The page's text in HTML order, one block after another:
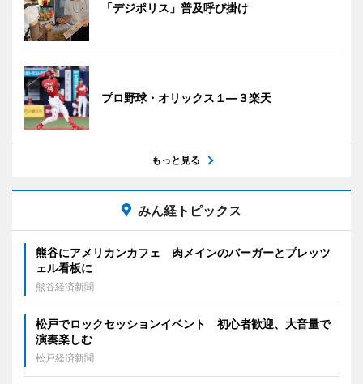
「デジポリス」普及呼び掛け
プロ野球・オリックス１―３楽天
もっと見る
みん経トピックス
熊谷にアメリカンカフェ 肉メインのバーガーとプレッツ
ェル看板に
熊谷経済新聞
松戸でロックセッションイベント 初心者歓迎、大音量で
演奏楽しむ
松戸経済新聞